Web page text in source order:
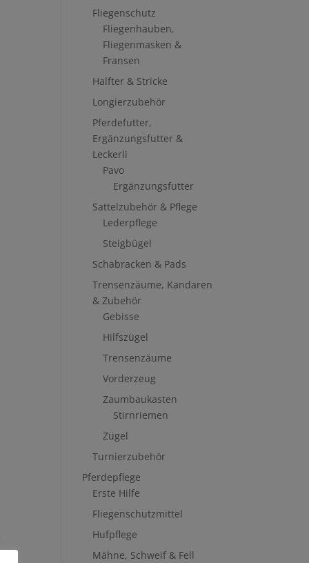
Fliegenschutz
Fliegenhauben,
Fliegenmasken &
Fransen
Halfter & Stricke
Longierzubehör
Pferdefutter,
Ergänzungsfutter &
Leckerli
Pavo
Ergänzungsfutter
Sattelzubehör & Pflege
Lederpflege
Steigbügel
Schabracken & Pads
Trensenzäume, Kandaren
& Zubehör
Gebisse
Hilfszügel
Trensenzäume
Vorderzeug
Zaumbaukasten
Stirnriemen
Zügel
Turnierzubehör
Pferdepflege
Erste Hilfe
Fliegenschutzmittel
Hufpflege
Mähne, Schweif & Fell